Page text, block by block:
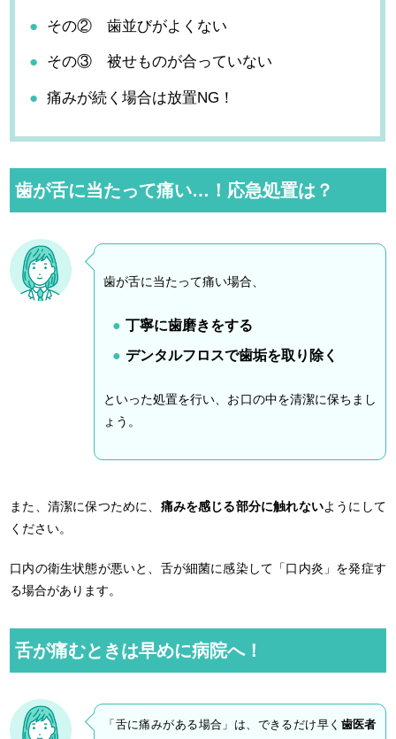
その② 歯並びがよくない
その③ 被せものが合っていない
痛みが続く場合は放置NG！
歯が舌に当たって痛い…！応急処置は？
歯が舌に当たって痛い場合、
丁寧に歯磨きをする
デンタルフロスで歯垢を取り除く
といった処置を行い、お口の中を清潔に保ちまし
ょう。
また、清潔に保つために、 痛みを感じる部分に触れないようにして
ください。
口内の衛生状態が悪いと、舌が細菌に感染して「口内炎」を発症す
る場合があります。
舌が痛むときは早めに病院へ！
「舌に痛みがある場合」は、できるだけ早く 歯医者